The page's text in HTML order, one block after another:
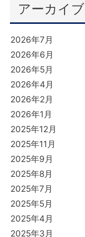
アーカイブ
2026年7月
2026年6月
2026年5月
2026年4月
2026年2月
2026年1月
2025年12月
2025年11月
2025年9月
2025年8月
2025年7月
2025年5月
2025年4月
2025年3月